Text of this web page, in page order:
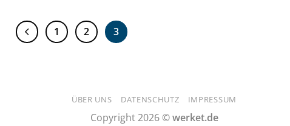
1 2 3
ÜBER UNS DATENSCHUTZ IMPRESSUM
Copyright 2026 ©werket.de